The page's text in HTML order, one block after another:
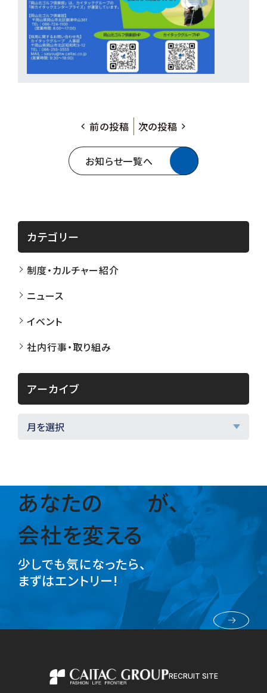
前の投稿 次の投稿
お知らせ一覧へ
カテゴリー
制度・カルチャー紹介
ニュース
イベント
社内行事・取り組み
アーカイブ
あなたの
が、
会社を変える
少しでも気になったら、
まずはエントリー!
RECRUIT SITE